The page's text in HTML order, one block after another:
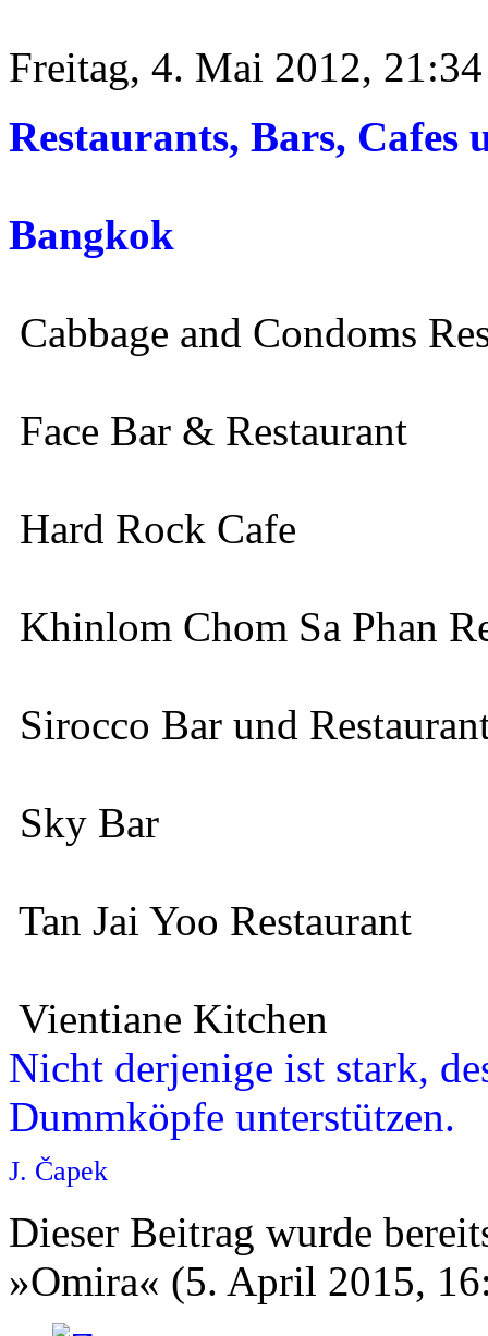
Freitag, 4. Mai 2012, 21:34
Restaurants, Bars, Cafes
Bangkok
Cabbage and Condoms
Face Bar & Restaurant
Hard Rock Cafe
Khinlom Chom Sa Phan
Sirocco Bar und
Sky Bar
Tan Jai Yoo Restaurant
Vientiane Kitchen
Nicht derjenige ist stark,
Dummköpfe unterstützen.
J. Čapek
Dieser Beitrag wurde
»Omira« (5. April 2015,